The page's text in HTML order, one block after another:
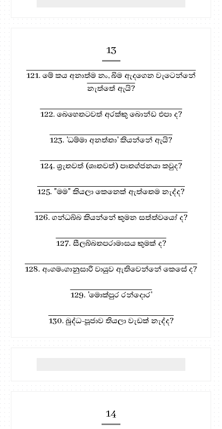
13
121. මේ කය අනාත්ම නං, බිම ඇදගෙන වැටෙන්නේ
නැත්තේ ඇයි?
122. බෙහෙතටවත් අරක්කු බොන්ඩ එපා ද?
123. 'ධම්මා අනත්තා' කියන්නේ ඇයි?
124. ශ්‍රැතවත් (ශෘතවත්) පෘතග්ජනයා කවුද?
125. "මම" කියලා කෙනෙක් ඇත්තෙම නැද්ද?
126. ගන්ධබ්බ කියන්නේ කුමන සත්ත්වයෝ ද?
127. සීලබ්බතපරාමාසය කුමක් ද?
128. අංගමංගානුසාරී වායුව ඇතිවෙන්නේ කෙසේ ද?
129. 'මොක්පුර රන්දොර'
130. බුද්ධ-පූජාව තියලා වැඩක් නැද්ද?
14